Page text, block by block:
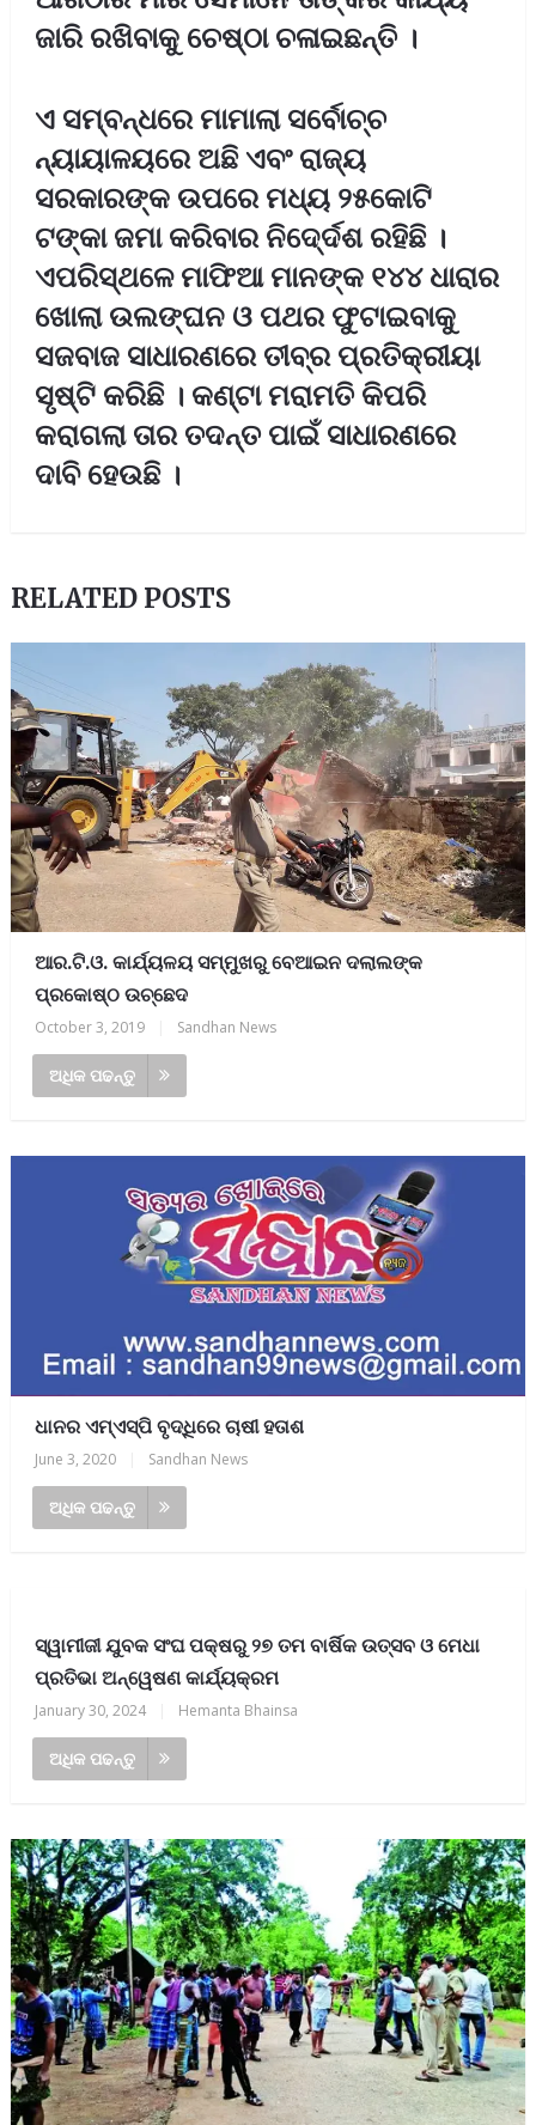
ଜାରି ରଖିବାକୁ ଚେଷ୍ଠା ଚଳାଇଛନ୍ତି ।
ଏ ସମ୍ବନ୍ଧରେ ମାମାଲା ସର୍ବୋଚ୍ଚ
ନ୍ୟାୟାଳୟରେ ଅଛି ଏବଂ ରାଜ୍ୟ
ସରକାରଙ୍କ ଉପରେ ମଧ୍ୟ ୨୫କୋଟି
ଟଙ୍କା ଜମା କରିବାର ନିଦେ୍ର୍ଦଶ ରହିଛି ।
ଏପରିସ୍ଥଳେ ମାଫିଆ ମାନଙ୍କ ୧୪୪ ଧାରାର
ଖୋଲା ଉଲଙ୍ଘନ ଓ ପଥର ଫୁଟାଇବାକୁ
ସଜବାଜ ସାଧାରଣରେ ତୀବ୍ର ପ୍ରତିକ୍ରୀୟା
ସୃଷ୍ଟି କରିଛି । କଣ୍ଟା ମରାମତି କିପରି
କରାଗଲା ତାର ତଦନ୍ତ ପାଇଁ ସାଧାରଣରେ
ଦାବି ହେଉଛି ।
RELATED POSTS
ଆର.ଟି.ଓ. କାର୍ଯ୍ୟଳୟ ସମ୍ମୁଖରୁ ବେଆଇନ ଦଲାଲଙ୍କ
ପ୍ରକୋଷ୍ଠ ଉଚ୍ଛେଦ
October 3, 2019 Sandhan News
ଅଧିକ ପଢନ୍ତୁ
ଧାନର ଏମ୍‌ଏସ୍‌ପି ବୃଦ୍ଧିରେ ଚାଷୀ ହତାଶ
June 3, 2020 Sandhan News
ଅଧିକ ପଢନ୍ତୁ
ସ୍ୱାମୀଜୀ ଯୁବକ ସଂଘ ପକ୍ଷରୁ ୨୭ ତମ ବାର୍ଷିକ ଉତ୍ସବ ଓ ମେଧା
ପ୍ରତିଭା ଅନ୍ୱେଷଣ କାର୍ଯ୍ୟକ୍ରମ
January 30, 2024 Hemanta Bhainsa
ଅଧିକ ପଢନ୍ତୁ